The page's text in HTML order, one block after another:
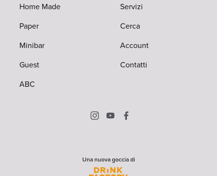
Home Made
Paper
Minibar
Guest
ABC
Servizi
Cerca
Account
Contatti
Una nuova goccia di